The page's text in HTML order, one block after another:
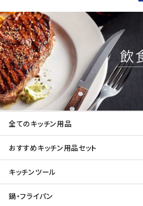
全てのキッチン用品
おすすめキッチン用品セット
キッチンツール
鍋・フライパン